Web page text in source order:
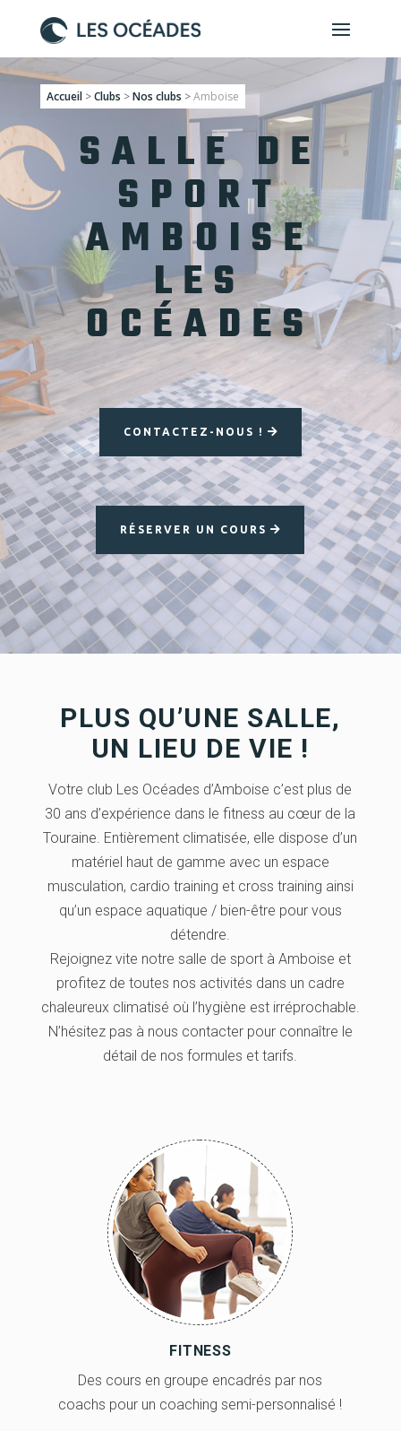
Accueil>Clubs >Nos clubs >Amboise
SALLE DE
SPORT
AMBOISE
LES
OCÉADES
CONTACTEZ-NOUS !
RÉSERVER UN COURS
PLUS QU’UNE SALLE,
UN LIEU DE VIE !
Votre club Les Océades d’Amboise c’est plus de
30 ans d’expérience dans le fitness au cœur de la
Touraine. Entièrement climatisée, elle dispose d’un
matériel haut de gamme avec un espace
musculation, cardio training et cross training ainsi
qu’un espace aquatique / bien-être pour vous
détendre.
Rejoignez vite notre salle de sport à Amboise et
profitez de toutes nos activités dans un cadre
chaleureux climatisé où l’hygiène est irréprochable.
N’hésitez pas à nous contacter pour connaître le
détail de nos formules et tarifs.
FITNESS
Des cours en groupe encadrés par nos
coachs pour un coaching semi-personnalisé !